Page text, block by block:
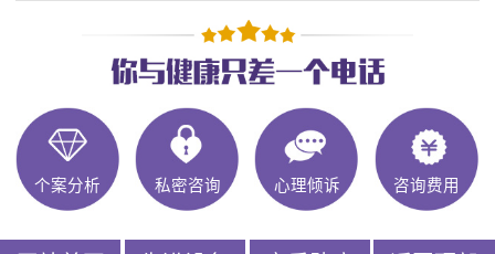
个案分析 私密咨询 心理倾诉 咨询费用